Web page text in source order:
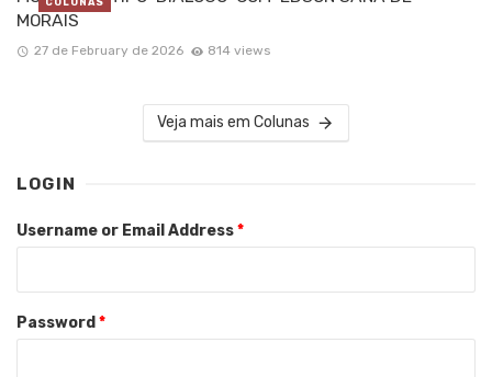
MORAIS
27 de February de 2026 814 views
COLUNAS
Veja mais em Colunas
LOGIN
Username or Email Address*
Password *